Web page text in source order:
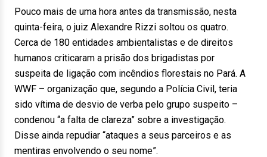
Pouco mais de uma hora antes da transmissão, nesta
quinta-feira, o juiz Alexandre Rizzi soltou os quatro.
Cerca de 180 entidades ambientalistas e de direitos
humanos criticaram a prisão dos brigadistas por
suspeita de ligação com incêndios florestais no Pará. A
WWF – organização que, segundo a Polícia Civil, teria
sido vítima de desvio de verba pelo grupo suspeito –
condenou “a falta de clareza” sobre a investigação.
Disse ainda repudiar “ataques a seus parceiros e as
mentiras envolvendo o seu nome”.